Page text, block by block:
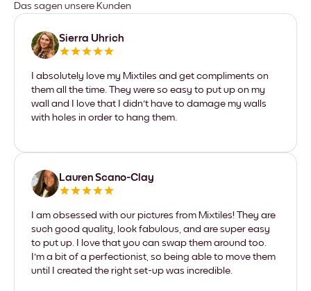
Das sagen unsere Kunden
Sierra Uhrich
I absolutely love my Mixtiles and get compliments on
them all the time. They were so easy to put up on my
wall and I love that I didn't have to damage my walls
with holes in order to hang them.
Lauren Scano-Clay
I am obsessed with our pictures from Mixtiles! They are
such good quality, look fabulous, and are super easy
to put up. I love that you can swap them around too.
I'm a bit of a perfectionist, so being able to move them
until I created the right set-up was incredible.